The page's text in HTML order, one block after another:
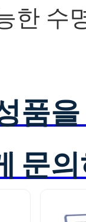
한 수
품
문